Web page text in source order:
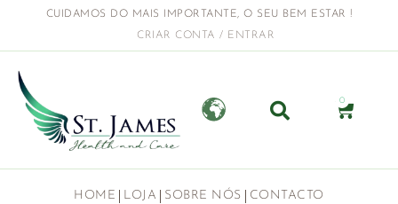
CUIDAMOS DO MAIS IMPORTANTE, O SEU BEM ESTAR !
CRIAR CONTA / ENTRAR
0
HOME LOJA SOBRE NÓS CONTACTO